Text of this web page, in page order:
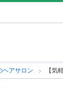
ヘアサロン 【気